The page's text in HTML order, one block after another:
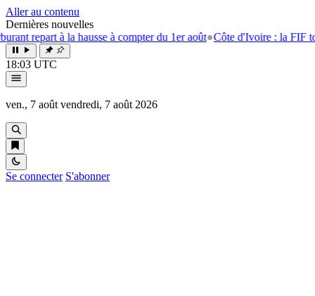
Aller au contenu
Dernières nouvelles
à la hausse à compter du 1er août● Côte d'Ivoire : la FIF tourne la
18:03 UTC
ven., 7 août vendredi, 7 août 2026
Se connecter S'abonner